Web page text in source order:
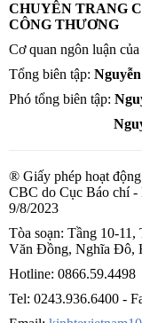
CHUYÊN TRANG
CÔNG THƯƠNG
Cơ quan ngôn luận
Tổng biên tập:
Phó tổng biên tập:
® Giấy phép hoạt
CBC do Cục Báo chí -
9/8/2023
Tòa soạn: Tầng 10-
Văn Đồng, Nghĩa Đô,
Hotline: 0866.59.4498
Tel: 0243.936.6400 -